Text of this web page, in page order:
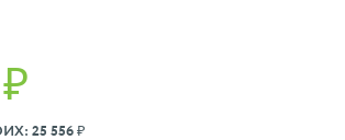
25 556 ₽